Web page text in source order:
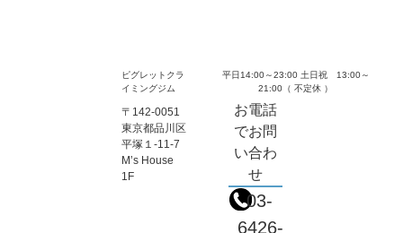
ピグレットクラ
イミングジム
〒142-0051
東京都品川区
平塚１-11-7
M’s House
1F
平日14:00～23:00 土日祝 13:00～
21:00（ 不定休 ）
お電話
でお問
い合わ
せ
03-
6426-